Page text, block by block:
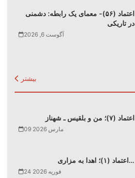
اعتماد (۵۶)- معمای یک رابطه: دشمنی
در تاریکی
آگوست 6, 2026
بیشتر
اعتماد (۷)؛ من و بلقیس ـ شهناز
09 مارس 2026
اعتماد (۱)؛ اهدا به مزاری…
24 فوریه 2026